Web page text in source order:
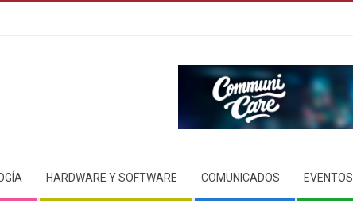
HARDWARE Y SOFTWARE COMUNICADOS EVENTOS